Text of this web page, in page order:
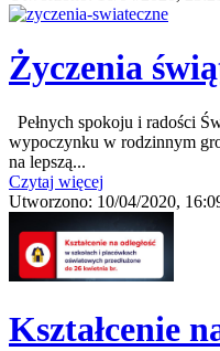
Życzenia
Pełnych spokoju i radości
wypoczynku w rodzinnym
na lepszą...
Czytaj więcej
Utworzono: 10/04/2020,
Kształcenie